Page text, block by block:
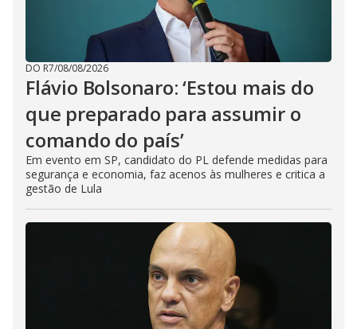
DO R7/08/08/2026
Flávio Bolsonaro: ‘Estou mais do
que preparado para assumir o
comando do país’
Em evento em SP, candidato do PL defende medidas para
segurança e economia, faz acenos às mulheres e critica a
gestão de Lula